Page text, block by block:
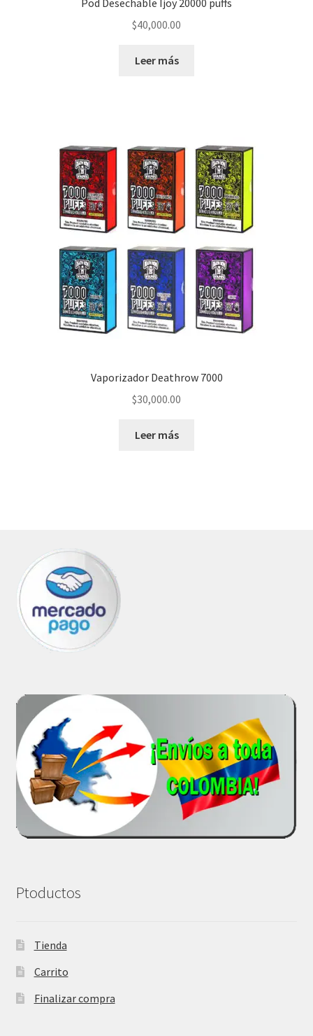
Pod Desechable Ijoy 20000 puffs
$40,000.00
Leer más
Vaporizador Deathrow 7000
$30,000.00
Leer más
Ptoductos
Tienda
Carrito
Finalizar compra